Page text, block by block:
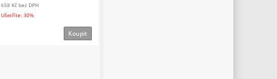
658 Kč bez DPH
Ušetříte: 30%
Koupit